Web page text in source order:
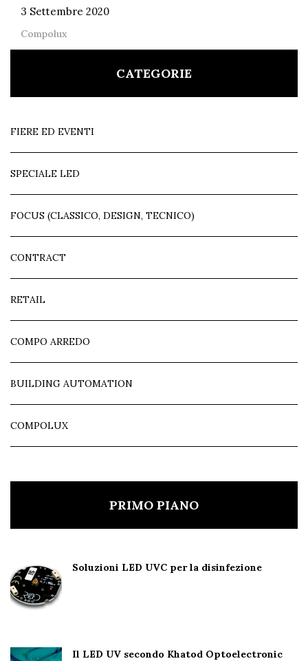
3 Settembre 2020
Compolux
CATEGORIE
FIERE ED EVENTI
SPECIALE LED
FOCUS (CLASSICO, DESIGN, TECNICO)
CONTRACT
RETAIL
COMPO ARREDO
BUILDING AUTOMATION
COMPOLUX
PRIMO PIANO
Soluzioni LED UVC per la disinfezione
Il LED UV secondo Khatod Optoelectronic